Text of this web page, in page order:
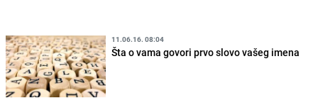
11.06.16. 08:04
Šta o vama govori prvo slovo vašeg imena